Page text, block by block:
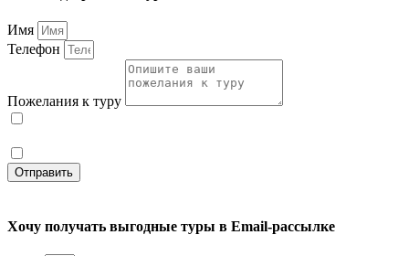
Имя
Телефон
Пожелания к туру
Отправить
Хочу получать выгодные туры в Email-рассылке